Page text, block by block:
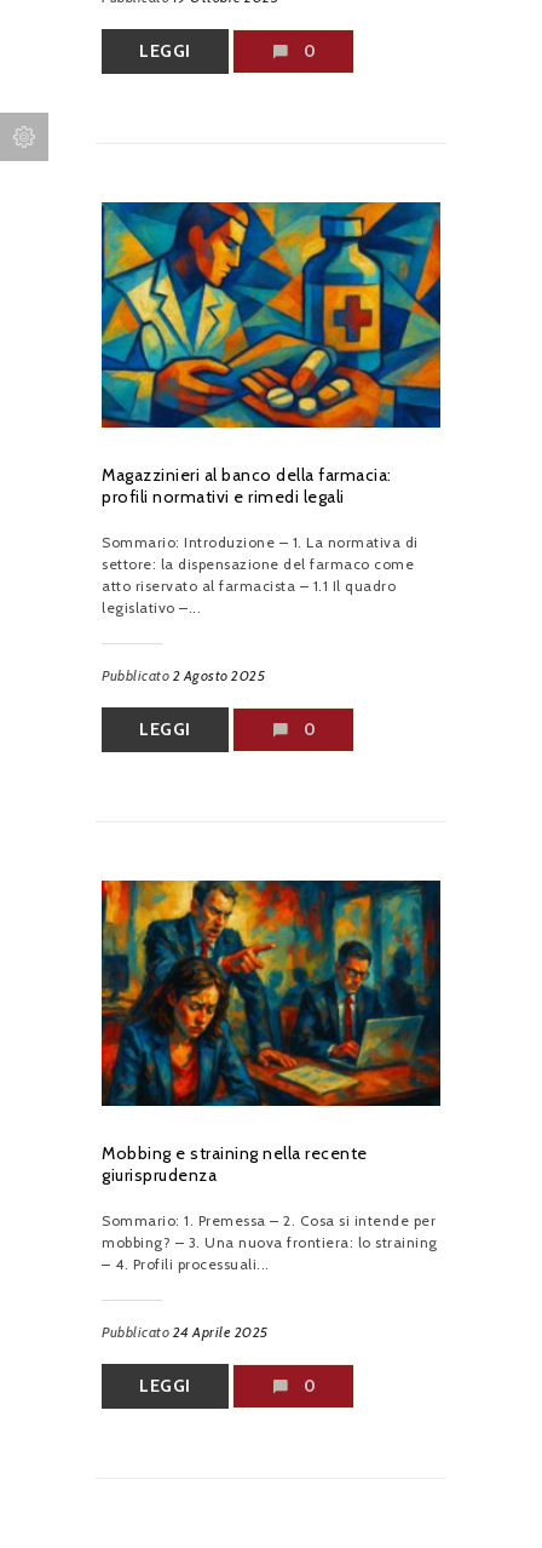
LEGGI 0
Magazzinieri al banco della farmacia:
profili normativi e rimedi legali
Sommario: Introduzione – 1. La normativa di
settore: la dispensazione del farmaco come
atto riservato al farmacista – 1.1 Il quadro
legislativo –...
Pubblicato 2 Agosto 2025
LEGGI 0
Mobbing e straining nella recente
giurisprudenza
Sommario: 1. Premessa – 2. Cosa si intende per
mobbing? – 3. Una nuova frontiera: lo straining
– 4. Profili processuali...
Pubblicato 24 Aprile 2025
LEGGI 0